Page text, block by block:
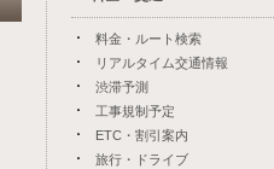
料金・ルート検索
リアルタイム交通情報
渋滞予測
工事規制予定
ETC・割引案内
旅行・ドライブ